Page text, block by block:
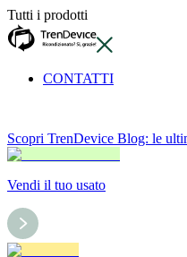
Tutti i prodotti
CONTATTI
Scopri TrenDevice Blog: le
Vendi il tuo usato